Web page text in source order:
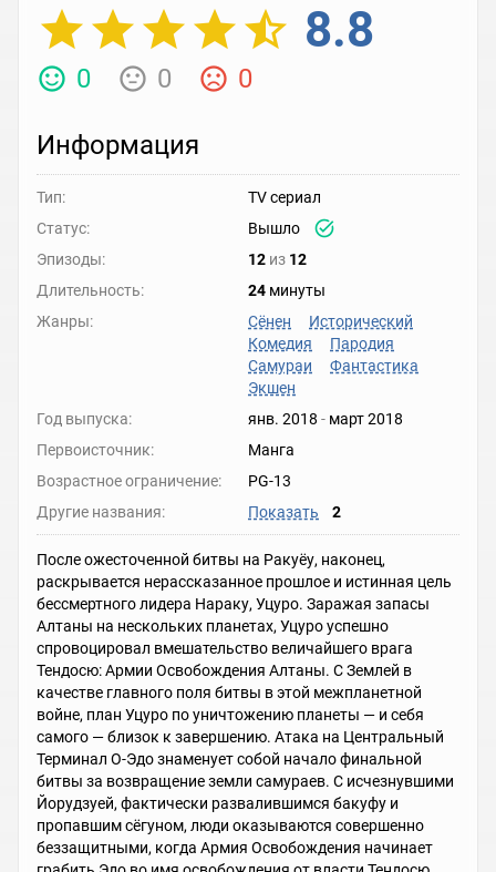
8.8
0 0 0
Информация
Тип:
TV сериал
Статус:
Вышло
Эпизоды:
12 из 12
Длительность:
24 минуты
Жанры:
Сёнен
Исторический
Комедия
Пародия
Самураи
Фантастика
Экшен
Год выпуска:
янв. 2018 - март 2018
Первоисточник:
Манга
Возрастное ограничение:
PG-13
Другие названия:
Показать 2
После ожесточенной битвы на Ракуёу, наконец,
раскрывается нерассказанное прошлое и истинная цель
бессмертного лидера Нараку, Уцуро. Заражая запасы
Алтаны на нескольких планетах, Уцуро успешно
спровоцировал вмешательство величайшего врага
Тендосю: Армии Освобождения Алтаны. С Землей в
качестве главного поля битвы в этой межпланетной
войне, план Уцуро по уничтожению планеты — и себя
самого — близок к завершению. Атака на Центральный
Терминал О-Эдо знаменует собой начало финальной
битвы за возвращение земли самураев. С исчезнувшими
Йорудзуей, фактически развалившимся бакуфу и
пропавшим сёгуном, люди оказываются совершенно
беззащитными, когда Армия Освобождения начинает